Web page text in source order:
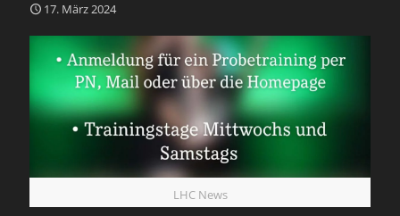
17. März 2024
LHC News